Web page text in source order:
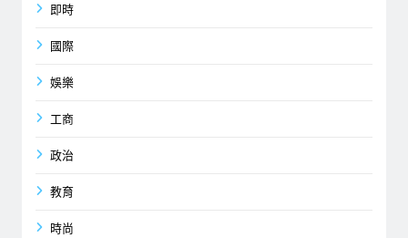
即時
國際
娛樂
工商
政治
教育
時尚